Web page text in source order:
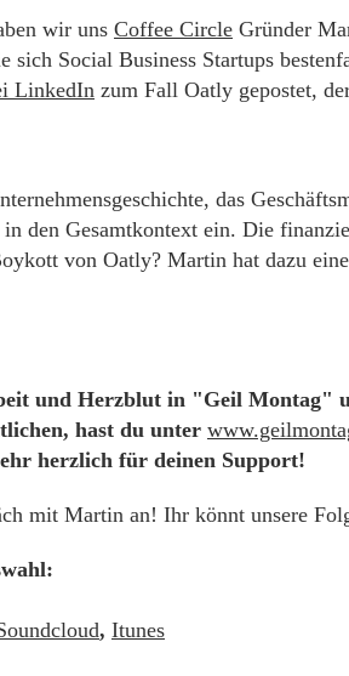
wir uns Coffee Circle Gründer
sich Social Business Startups
LinkedIn zum Fall Oatly gepostet,
das
den Gesamtkontext ein. Die
von Oatly? Martin hat dazu
und Herzblut in "Geil Montag"
hast du unter
herzlich für deinen Support!
mit Martin an! Ihr könnt unsere
, Itunes